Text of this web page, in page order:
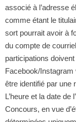
associé à l’adresse
comme étant le
sort pourrait avoir à
du compte de
participations
Facebook/Instagram
être identifié par une
L’heure et la date de
Concours, en vue